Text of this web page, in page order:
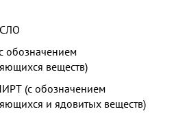
веществ)
(с обозначением
и ядовитых веществ)